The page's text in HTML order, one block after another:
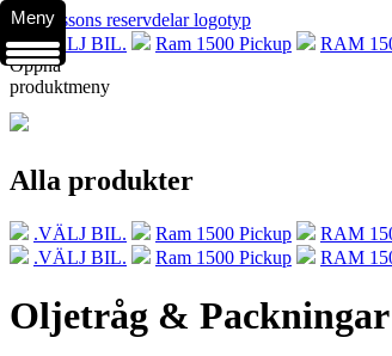
.VÄLJ BIL. Ram 1500 Pickup RAM
Öppna
produktmeny
Alla produkter
.VÄLJ BIL. Ram 1500 Pickup RAM
.VÄLJ BIL.
Ram 1500 Pickup RAM
Oljetråg & Packningar
Meny